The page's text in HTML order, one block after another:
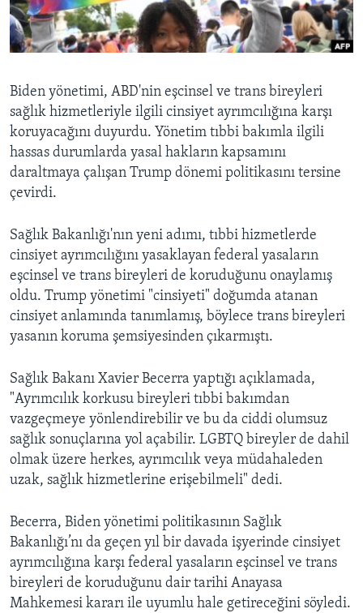
HAYATTAN
SANAT
BIZI TAKIP EDIN
Diller
Biden yönetimi, ABD'nin eşcinsel ve trans bireyleri
sağlık hizmetleriyle ilgili cinsiyet ayrımcılığına karşı
koruyacağını duyurdu. Yönetim tıbbi bakımla ilgili
hassas durumlarda yasal hakların kapsamını
daraltmaya çalışan Trump dönemi politikasını tersine
çevirdi.
Sağlık Bakanlığı'nın yeni adımı, tıbbi hizmetlerde
cinsiyet ayrımcılığını yasaklayan federal yasaların
eşcinsel ve trans bireyleri de koruduğunu onaylamış
oldu. Trump yönetimi "cinsiyeti" doğumda atanan
cinsiyet anlamında tanımlamış, böylece trans bireyleri
yasanın koruma şemsiyesinden çıkarmıştı.
Sağlık Bakanı Xavier Becerra yaptığı açıklamada,
"Ayrımcılık korkusu bireyleri tıbbi bakımdan
vazgeçmeye yönlendirebilir ve bu da ciddi olumsuz
sağlık sonuçlarına yol açabilir. LGBTQ bireyler de dahil
olmak üzere herkes, ayrımcılık veya müdahaleden
uzak, sağlık hizmetlerine erişebilmeli" dedi.
Becerra, Biden yönetimi politikasının Sağlık
Bakanlığı’nı da geçen yıl bir davada işyerinde cinsiyet
ayrımcılığına karşı federal yasaların eşcinsel ve trans
bireyleri de koruduğunu dair tarihi Anayasa
Mahkemesi kararı ile uyumlu hale getireceğini söyledi.